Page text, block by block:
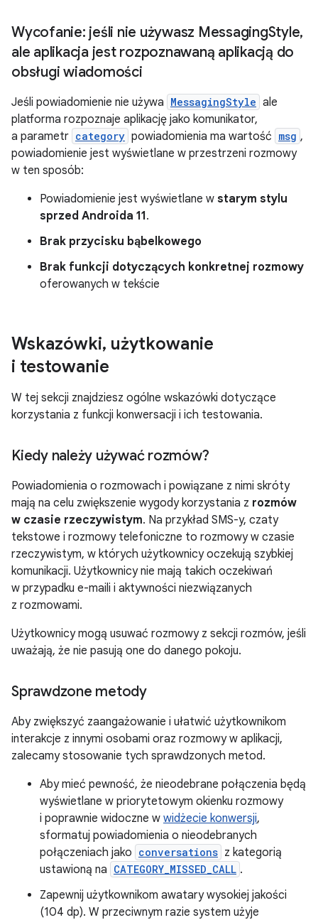
Wycofanie: jeśli nie używasz MessagingStyle,
ale aplikacja jest rozpoznawaną aplikacją do
obsługi wiadomości
Jeśli powiadomienie nie używa MessagingStyle ale
platforma rozpoznaje aplikację jako komunikator,
a parametr category powiadomienia ma wartość msg ,
powiadomienie jest wyświetlane w przestrzeni rozmowy
w ten sposób:
Powiadomienie jest wyświetlane w starym stylu
sprzed Androida 11.
Brak przycisku bąbelkowego
Brak funkcji dotyczących konkretnej rozmowy
oferowanych w tekście
Wskazówki, użytkowanie
i testowanie
W tej sekcji znajdziesz ogólne wskazówki dotyczące
korzystania z funkcji konwersacji i ich testowania.
Kiedy należy używać rozmów?
Powiadomienia o rozmowach i powiązane z nimi skróty
mają na celu zwiększenie wygody korzystania z rozmów
w czasie rzeczywistym. Na przykład SMS-y, czaty
tekstowe i rozmowy telefoniczne to rozmowy w czasie
rzeczywistym, w których użytkownicy oczekują szybkiej
komunikacji. Użytkownicy nie mają takich oczekiwań
w przypadku e-maili i aktywności niezwiązanych
z rozmowami.
Użytkownicy mogą usuwać rozmowy z sekcji rozmów, jeśli
uważają, że nie pasują one do danego pokoju.
Sprawdzone metody
Aby zwiększyć zaangażowanie i ułatwić użytkownikom
interakcje z innymi osobami oraz rozmowy w aplikacji,
zalecamy stosowanie tych sprawdzonych metod.
Aby mieć pewność, że nieodebrane połączenia będą
wyświetlane w priorytetowym okienku rozmowy
i poprawnie widoczne w widżecie konwersji,
sformatuj powiadomienia o nieodebranych
połączeniach jako conversations z kategorią
ustawioną na CATEGORY_MISSED_CALL .
Zapewnij użytkownikom awatary wysokiej jakości
(104 dp). W przeciwnym razie system użyje